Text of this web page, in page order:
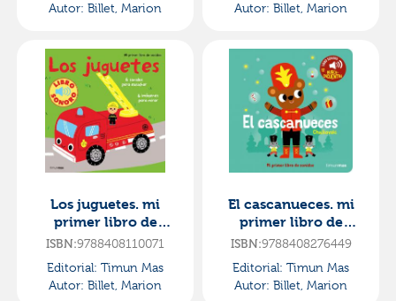
Autor: Billet, Marion
Autor: Billet, Marion
Los juguetes. mi
primer libro de
sonidos
ISBN:9788408110071
Editorial: Timun Mas
Autor: Billet, Marion
El cascanueces. mi
primer libro de
sonidos
ISBN:9788408276449
Editorial: Timun Mas
Autor: Billet, Marion